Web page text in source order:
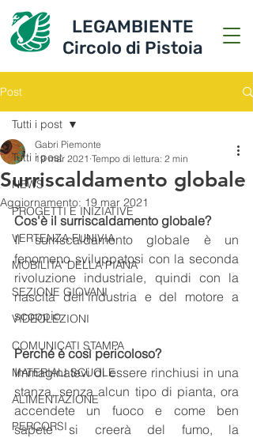
LEGAMBIENTE
Circolo di Pistoia
Post
Tutti i post
NEWS
PROGETTI E INIZIATIVE
VERTENZA FUNIVIA
MOBILITA' DELLA PIANA
SEZIONE GIOVANI
VIDEOLEZIONI
COMUNICATI STAMPA
MATERIALI SCUOLE
ALIMENTAZIONE
PERCORSI
Tutti i post
Surriscaldamento globale
Gabri Piemonte
19 mar 2021 Tempo di lettura: 2 min
Aggiornamento: 19 mar 2021
Cos'è il surriscaldamento globale?
Il surriscaldamento globale è un
fenomeno sviluppatosi con la seconda
rivoluzione industriale, quindi con la
nascita dell'industria e del motore a
scoppio.
Perché è così pericoloso?
Immaginatevi di essere rinchiusi in una
stanza, senza alcun tipo di pianta, ora
accendete un fuoco e come ben
sapete si creerà del fumo, la